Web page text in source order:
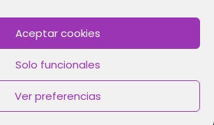
Aceptar cookies
Solo funcionales
Ver preferencias
cita con un especialista